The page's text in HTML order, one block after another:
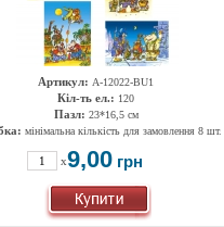
Артикул: A-12022-ВU1
Кіл-ть ел.: 120
Пазл: 23*16,5 см
мінімальна кількість для замовлення 8 шт.
x9,00 грн